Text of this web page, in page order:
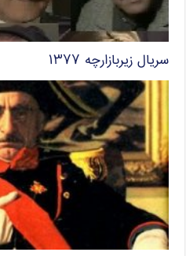
سریال زیربازارچه ۱۳۷۷